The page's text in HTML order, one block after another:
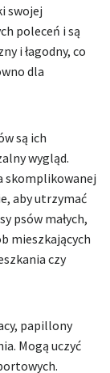
swojej
poleceń i są
i łagodny, co
dla
są ich
wygląd.
skomplikowanej
aby utrzymać
psów małych,
mieszkających
czy
papillony
Mogą uczyć